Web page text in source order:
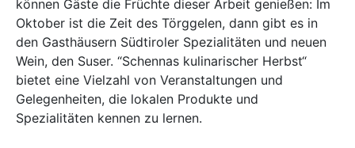
können Gäste die Früchte dieser Arbeit genießen: Im
Oktober ist die Zeit des Törggelen, dann gibt es in
den Gasthäusern Südtiroler Spezialitäten und neuen
Wein, den Suser. “Schennas kulinarischer Herbst“
bietet eine Vielzahl von Veranstaltungen und
Gelegenheiten, die lokalen Produkte und
Spezialitäten kennen zu lernen.